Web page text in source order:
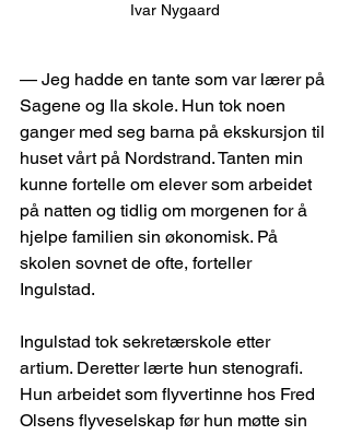
Ivar Nygaard
— Jeg hadde en tante som var lærer på
Sagene og Ila skole. Hun tok noen
ganger med seg barna på ekskursjon til
huset vårt på Nordstrand. Tanten min
kunne fortelle om elever som arbeidet
på natten og tidlig om morgenen for å
hjelpe familien sin økonomisk. På
skolen sovnet de ofte, forteller
Ingulstad.
Ingulstad tok sekretærskole etter
artium. Deretter lærte hun stenografi.
Hun arbeidet som flyvertinne hos Fred
Olsens flyveselskap før hun møtte sin